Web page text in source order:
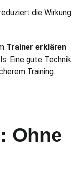
die Wirkung
Trainer erklären
Eine gute Technik
Training.
Ohne